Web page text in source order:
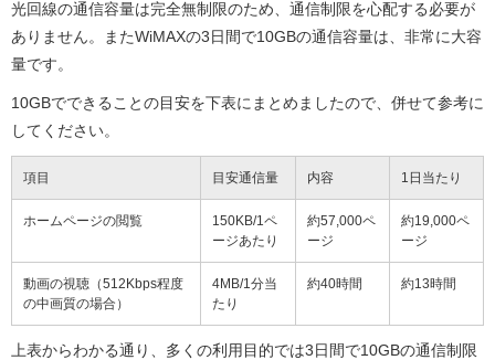
光回線の通信容量は完全無制限のため、通信制限を心配する必要が
ありません。またWiMAXの3日間で10GBの通信容量は、非常に大容
量です。
10GBでできることの目安を下表にまとめましたので、併せて参考に
してください。
項目 目安通信量 内容 1日当たり
ホームページの閲覧
150KB/1ペ
ージあたり
約57,000ペ
ージ
約19,000ペ
ージ
動画の視聴（512Kbps程度
の中画質の場合）
4MB/1分当
たり
約40時間 約13時間
上表からわかる通り、多くの利用目的では3日間で10GBの通信制限